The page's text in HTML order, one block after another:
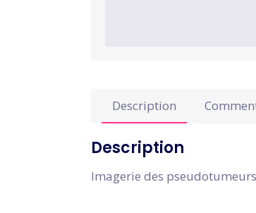
Description
Description
Imagerie des